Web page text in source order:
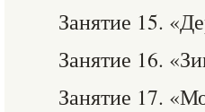
Занятие 15.
Занятие 16.
Занятие 17.